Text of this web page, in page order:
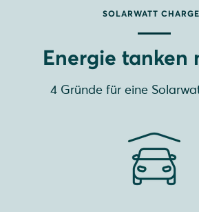
SOLARWATT
Energie tanken
4 Gründe für eine